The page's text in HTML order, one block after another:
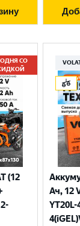
СО
(12
Ач, 12
YT20L-